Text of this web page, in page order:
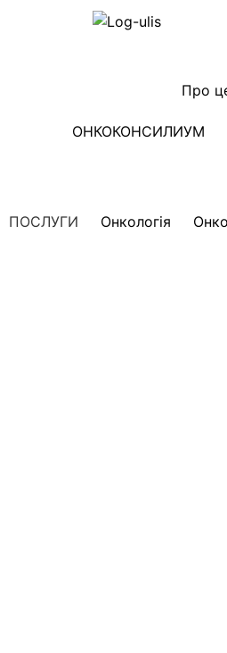
Про
ОНКОКОНСИЛИУМ
ПОСЛУГИ Онкологія